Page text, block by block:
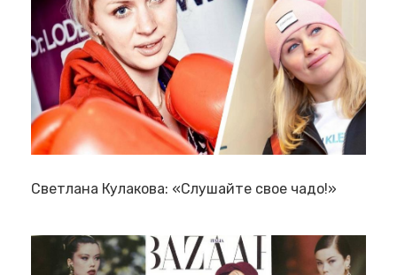
Светлана Кулакова: «Слушайте свое чадо!»